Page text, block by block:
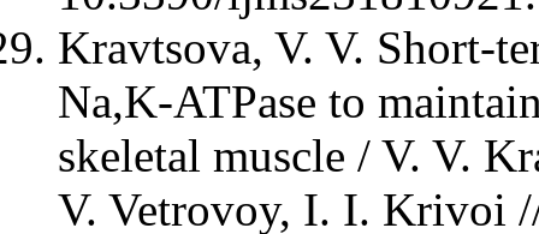
Kravtsova, V. V. Short-
Na,K-ATPase to
skeletal muscle / V. V.
V. Vetrovoy, I. I. Krivoi